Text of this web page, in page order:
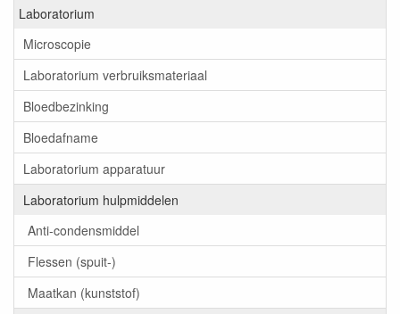
Laboratorium
Microscopie
Laboratorium verbruiksmateriaal
Bloedbezinking
Bloedafname
Laboratorium apparatuur
Laboratorium hulpmiddelen
Anti-condensmiddel
Flessen (spuit-)
Maatkan (kunststof)